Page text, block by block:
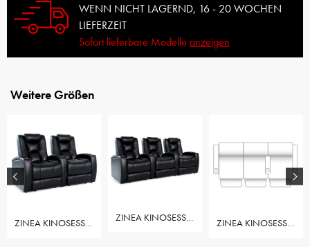
WENN NICHT LAGERND, 16 - 20 WOCHEN
LIEFERZEIT
Sofort lieferbare Modelleanzeigen
Weitere Größen
ZINEA KINOSESSEL KING - 2 SITZER ZINEA KINOSESSEL KING - 3 SITZER ZINEA KINOSESSEL KING - 3 SITZER LOVESEAT LINKS